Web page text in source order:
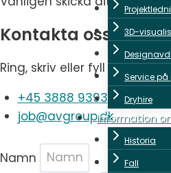
3D-
Service på
Dryhire
Information
Historia
Fall
Kontakta oss
Ring, skriv eller fyll i
+45 3888 9393
job@avgroup.dk
Namn